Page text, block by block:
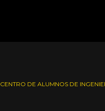
CENTRO DE ALUMNOS DE